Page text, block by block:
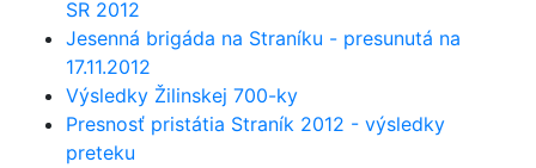
SR 2012
Jesenná brigáda na Straníku - presunutá na
17.11.2012
Výsledky Žilinskej 700-ky
Presnosť pristátia Straník 2012 - výsledky
preteku